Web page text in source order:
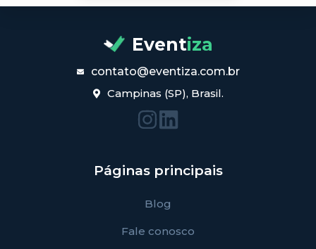
Eventiza
contato@eventiza.com.br
Campinas (SP), Brasil.
Páginas principais
Blog
Fale conosco